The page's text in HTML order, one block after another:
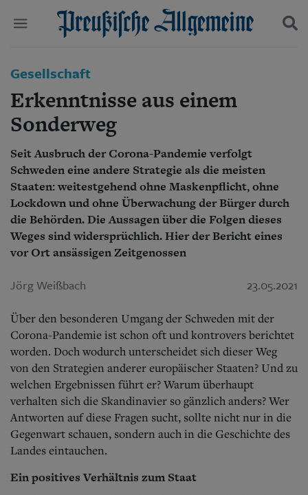
Abonnenten-Login
Abonnent werden
Abo Prämien
Archiv
Mediadaten
Wirtschaft
Leben
Geschichte
Ostpreußen
Pommern
Berlin-Brandenburg
Schlesien
Danzig und Westpreußen
Bücher
Kontakt
Impressum
Datenschutz
Suchen und finden
Gesellschaft
Erkenntnisse aus einem
Sonderweg
Seit Ausbruch der Corona-Pandemie verfolgt
Schweden eine andere Strategie als die meisten
Staaten: weitestgehend ohne Maskenpflicht, ohne
Lockdown und ohne Überwachung der Bürger durch
die Behörden. Die Aussagen über die Folgen dieses
Weges sind widersprüchlich. Hier der Bericht eines
vor Ort ansässigen Zeitgenossen
Jörg Weißbach 23.05.2021
Über den besonderen Umgang der Schweden mit der
Corona-Pandemie ist schon oft und kontrovers berichtet
worden. Doch wodurch unterscheidet sich dieser Weg
von den Strategien anderer europäischer Staaten? Und zu
welchen Ergebnissen führt er? Warum überhaupt
verhalten sich die Skandinavier so gänzlich anders? Wer
Antworten auf diese Fragen sucht, sollte nicht nur in die
Gegenwart schauen, sondern auch in die Geschichte des
Landes eintauchen.
Ein positives Verhältnis zum Staat